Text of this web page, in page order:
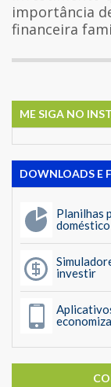
importância
financeira
ME SIGA NO
DOWNLOADS E
Planilhas
doméstico
investir